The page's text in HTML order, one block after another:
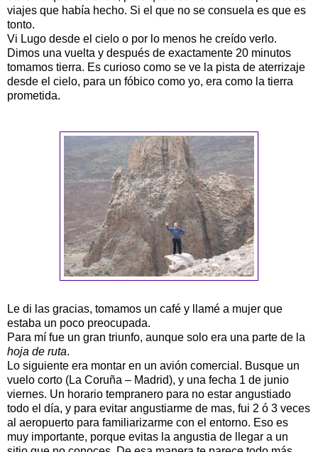
viajes que había hecho. Si el que no se consuela es que es
tonto.
Vi Lugo desde el cielo o por lo menos he creído verlo.
Dimos una vuelta y después de exactamente 20 minutos
tomamos tierra. Es curioso como se ve la pista de aterrizaje
desde el cielo, para un fóbico como yo, era como la tierra
prometida.
Le di las gracias, tomamos un café y llamé a mujer que
estaba un poco preocupada.
Para mí fue un gran triunfo, aunque solo era una parte de la
hoja de ruta.
Lo siguiente era montar en un avión comercial. Busque un
vuelo corto (La Coruña – Madrid), y una fecha 1 de junio
viernes. Un horario tempranero para no estar angustiado
todo el día, y para evitar angustiarme de mas, fui 2 ó 3 veces
al aeropuerto para familiarizarme con el entorno. Eso es
muy importante, porque evitas la angustia de llegar a un